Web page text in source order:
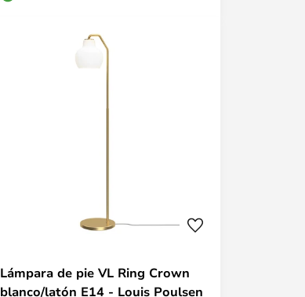
Lámpara de pie VL Ring Crown
blanco/latón E14 - Louis Poulsen